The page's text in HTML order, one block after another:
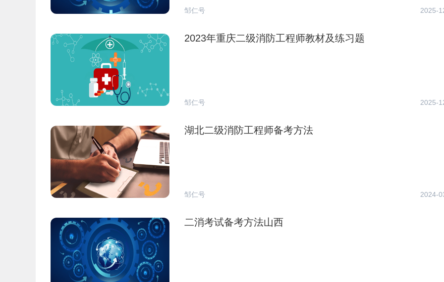
邹仁号 2025-
2023年重庆二级消防工程师教材及练习题
邹仁号 2025-
湖北二级消防工程师备考方法
邹仁号 2024-
二消考试备考方法山西